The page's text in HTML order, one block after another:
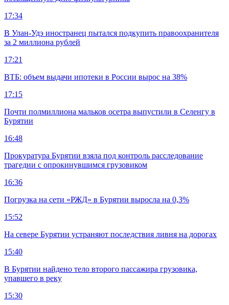
17:34
В Улан-Удэ иностранец пытался подкупить правоохранителя
за 2 миллиона рублей
17:21
ВТБ: объем выдачи ипотеки в России вырос на 38%
17:15
Почти полмиллиона мальков осетра выпустили в Селенгу в
Бурятии
16:48
Прокуратура Бурятии взяла под контроль расследование
трагедии с опрокинувшимся грузовиком
16:36
Погрузка на сети «РЖД» в Бурятии выросла на 0,3%
15:52
На севере Бурятии устраняют последствия ливня на дорогах
15:40
В Бурятии найдено тело второго пассажира грузовика,
упавшего в реку
15:30